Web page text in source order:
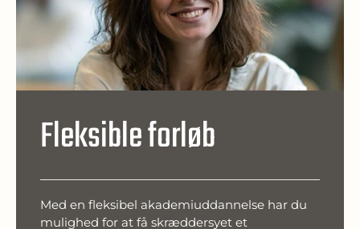
Fleksible forløb
Med en fleksibel akademiuddannelse har du
mulighed for at få skræddersyet et